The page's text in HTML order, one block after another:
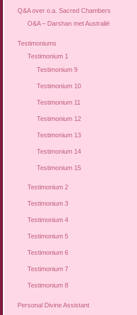
Q&A over o.a. Sacred Chambers
O&A – Darshan met Australië
Testimoniums
Testimonium 1
Testimonium 9
Testimonium 10
Testimonium 11
Testimonium 12
Testimonium 13
Testimonium 14
Testimonium 15
Testimonium 2
Testimonium 3
Testimonium 4
Testimonium 5
Testimonium 6
Testimonium 7
Testimonium 8
Personal Divine Assistant